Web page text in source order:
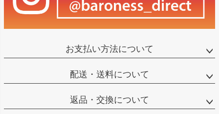
お支払い方法について
配送・送料について
返品・交換について